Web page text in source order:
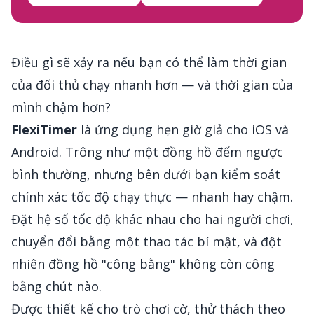
Điều gì sẽ xảy ra nếu bạn có thể làm thời gian
của đối thủ chạy nhanh hơn — và thời gian của
mình chậm hơn?
FlexiTimer là ứng dụng hẹn giờ giả cho iOS và
Android. Trông như một đồng hồ đếm ngược
bình thường, nhưng bên dưới bạn kiểm soát
chính xác tốc độ chạy thực — nhanh hay chậm.
Đặt hệ số tốc độ khác nhau cho hai người chơi,
chuyển đổi bằng một thao tác bí mật, và đột
nhiên đồng hồ "công bằng" không còn công
bằng chút nào.
Được thiết kế cho trò chơi cờ, thử thách theo